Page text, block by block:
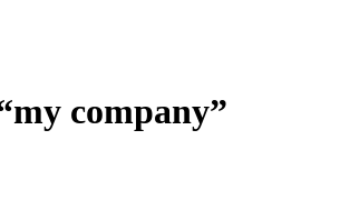
company”